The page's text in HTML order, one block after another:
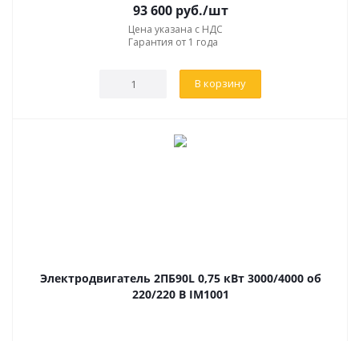
93 600руб./шт
Цена указана с НДС
Гарантия от 1 года
В корзину
Электродвигатель 2ПБ90L 0,75 кВт 3000/4000 об
220/220 В IM1001